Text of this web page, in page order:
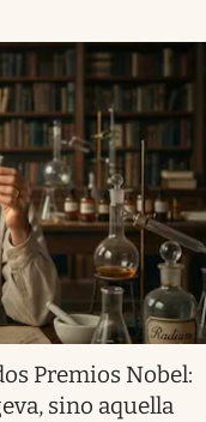
Premios Nobel:
sino aquella